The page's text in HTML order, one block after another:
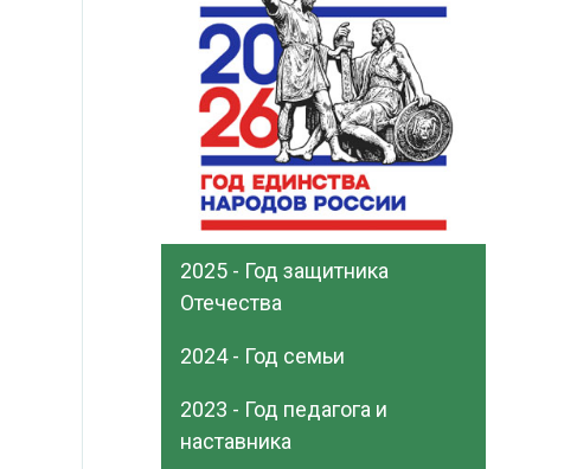
2025 - Год защитника
Отечества
2024 - Год семьи
2023 - Год педагога и
наставника